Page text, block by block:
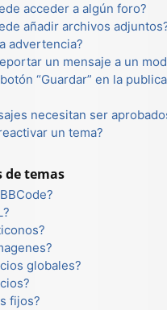
acceder a algún foro?
añadir archivos
advertencia?
un mensaje a un
“Guardar” en la
necesitan ser
un tema?
de temas
globales?
fijos?